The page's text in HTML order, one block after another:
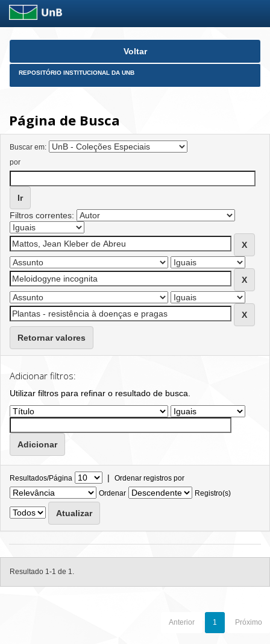
Skip
Voltar
REPOSITÓRIO INSTITUCIONAL DA UNB
Página de Busca
Buscar em:
por
Filtros correntes:
Retornar valores
Adicionar filtros:
Utilizar filtros para refinar o resultado de busca.
Resultados/Página | Ordenar registros por
Ordenar
Registro(s)
Resultado 1-1 de 1.
Anterior 1 Próximo